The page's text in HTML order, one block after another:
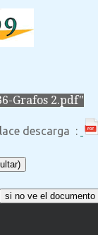
Grafos 2.pdf"
descarga :
si no ve el documento